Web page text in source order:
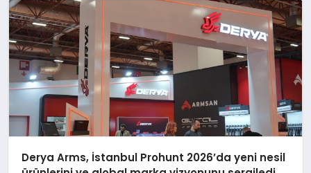
Derya Arms, İstanbul Prohunt 2026’da yeni nesil